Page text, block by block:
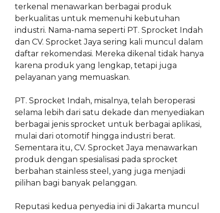
terkenal menawarkan berbagai produk
berkualitas untuk memenuhi kebutuhan
industri. Nama-nama seperti PT. Sprocket Indah
dan CV. Sprocket Jaya sering kali muncul dalam
daftar rekomendasi. Mereka dikenal tidak hanya
karena produk yang lengkap, tetapi juga
pelayanan yang memuaskan.
PT. Sprocket Indah, misalnya, telah beroperasi
selama lebih dari satu dekade dan menyediakan
berbagai jenis sprocket untuk berbagai aplikasi,
mulai dari otomotif hingga industri berat.
Sementara itu, CV. Sprocket Jaya menawarkan
produk dengan spesialisasi pada sprocket
berbahan stainless steel, yang juga menjadi
pilihan bagi banyak pelanggan.
Reputasi kedua penyedia ini di Jakarta muncul